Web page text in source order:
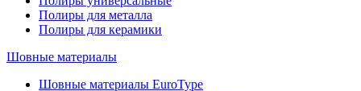
Полиры для металла
Полиры для керамики
Шовные материалы
Шовные материалы EuroType